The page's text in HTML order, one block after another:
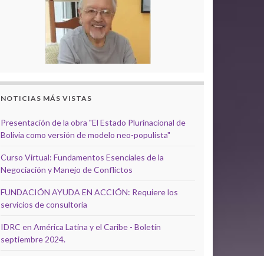
NOTICIAS MÁS VISTAS
Presentación de la obra "El Estado Plurinacional de
Bolivia como versión de modelo neo-populista"
Curso Virtual: Fundamentos Esenciales de la
Negociación y Manejo de Conflictos
FUNDACIÓN AYUDA EN ACCIÓN: Requiere los
servicios de consultoría
IDRC en América Latina y el Caribe - Boletín
septiembre 2024.